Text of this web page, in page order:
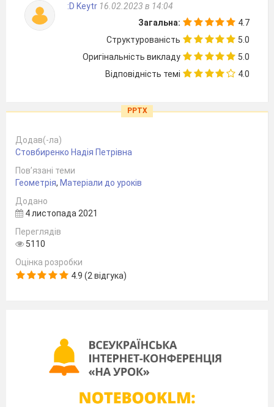
:D Keytr 16.02.2023 в 14:04
Загальна:
4.7
Структурованість
5.0
Оригінальність викладу
5.0
Відповідність темі
4.0
PPTX
Додав(-ла)
Стовбиренко Надія Петрівна
Пов’язані теми
Геометрія, Матеріали до уроків
Додано
4 листопада 2021
Переглядів
5110
Оцінка розробки
4.9 (2 відгука)